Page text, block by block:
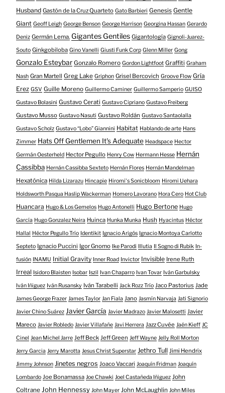
Husband Gastón de la Cruz Quarteto Gato Barbieri Genesis Gentle
Giant Geoff Leigh George Benson George Harrison Georgina Hassan Gerardo
Deniz Germán Lema. Gigantes Gentiles Gigantología Gignoli-Juarez-
Souto Ginkgobiloba Gino Vanelli Giusti Funk Corp Glenn Miller Gong
Gonzalo Esteybar Gonzalo Romero Gordon Lightfoot Graffiti Graham
Nash Gran Martell Greg Lake Griphon Grisel Bercovich Groove Flow Gría
Erez GSV Guille Moreno Guillermo Caminer Guillermo Samperio GUISO
Gustavo Bolasini Gustavo Cerati Gustavo Cipriano Gustavo Freiberg
Gustavo Musso Gustavo Nasuti Gustavo Roldán Gustavo Santaolalla
Gustavo Scholz Gustavo “Lobo” Giannini Habitat Hablando de arte Hans
Zimmer Hats Off Gentlemen It's Adequate Headspace Hector
Germán Oesterheld Hector Pegullo Henry Cow Hermann Hesse Hernán
Cassibba Hernán Cassibba Sexteto Hernán Flores Hernán Mandelman
Hexatónica Hilda Lizarazu Hincapie Hiromi's Sonicbloom Hiromi Uehara
Holdsworth Pasqua Haslip Wackerman Homero Lavorano Hora Cero Hot Club
Huancara Hugo & Los Gemelos Hugo Antonelli Hugo Bertone Hugo
García Hugo Gonzalez Neira Huinca Hunka Munka Hush Hyacintus Héctor
Hallal Héctor Pegullo Trío Identikit Ignacio Arigós Ignacio Montoya Carlotto
Septeto Ignacio Puccini Igor Gnomo Ike Parodi Illutia Il Sogno di Rubik In-
fusión INAMU Initial Gravity Inner Road Invictor Invisible Irene Ruth
Irreal Isidoro Blaisten Isobar Iszil Ivan Chaparro Ivan Tovar Iván Garbulsky
Iván Iñiguez Iván Rusansky Iván Tarabelli Jack Rozz Trío Jaco Pastorius Jade
James George Frazer James Taylor Jan Fiala Jano Jasmín Narvaja Jati Signorio
Javier Chino Suárez Javier García Javier Madrazo Javier Malosetti Javier
Mareco Javier Robledo Javier Villafañe Javi Herrera Jazz Cuvée Jaén Kieff JC
Cinel Jean Michel Jarre Jeff Beck Jeff Green Jeff Wayne Jelly Roll Morton
Jerry Garcia Jerry Marotta Jesus Christ Superstar Jethro Tull Jimi Hendrix
Jimmy Johnson Jinetes negros Joaco Vaccari Joaquín Fridman Joaquín
Lombardo Joe Bonamassa Joe Chawki Joel Castañeda Iñiguez John
Coltrane John Hennessy John Mayer John McLaughlin John Miles